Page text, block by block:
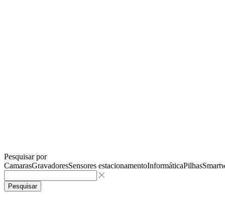
Pesquisar por
CamarasGravadoresSensores estacionamentoInformáticaPilhas
Pesquisar